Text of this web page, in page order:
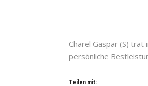
Charel Gaspar (S)
persönliche
Teilen mit: